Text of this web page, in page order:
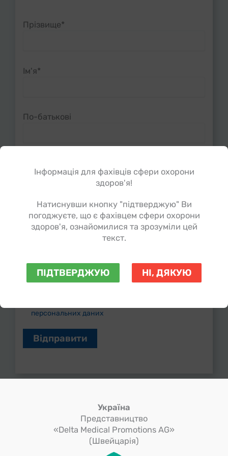
Прізвище*
Ім'я*
По-батькові
Електронна пошта*
персональних даних
Інформація для фахівців сфери охорони
здоров'я!
Натиснувши кнопку "підтверджую" Ви
погоджуєте, що є фахівцем сфери охорони
здоров'я, ознайомилися та зрозуміли цей
текст.
ПІДТВЕРДЖУЮ НІ, ДЯКУЮ
Україна
Представництво
«Delta Medical Promotions AG»
(Швейцарія)